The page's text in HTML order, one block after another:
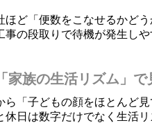
ど「便数をこなせるかどう
の段取りで待機が発生し
家族の生活リズム」で
「子どもの顔をほとんど見
日は数字だけでなく生活リ